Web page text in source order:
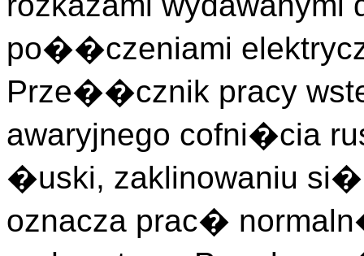
po��czeniami
Prze��cznik pracy
awaryjnego cofni�cia
�uski, zaklinowaniu
oznacza prac�